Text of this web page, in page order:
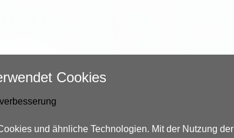
Cookies
und ähnliche Technologien. Mit der Nutzung der